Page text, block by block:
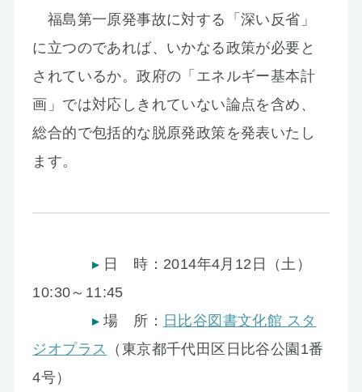
福島第一原発事故に対する「深い反省」
に立つのであれば、いかなる政策が必要と
されているか。政府の「エネルギー基本計
画」では対応しきれていない論点を含め、
総合的で包括的な脱原発政策を発表いたし
ます。
日 時：2014年4月12日（土）
10:30～11:45
場 所： 日比谷図書文化館 スタ
ジオプラス
（東京都千代田区日比谷公園1番
4号）